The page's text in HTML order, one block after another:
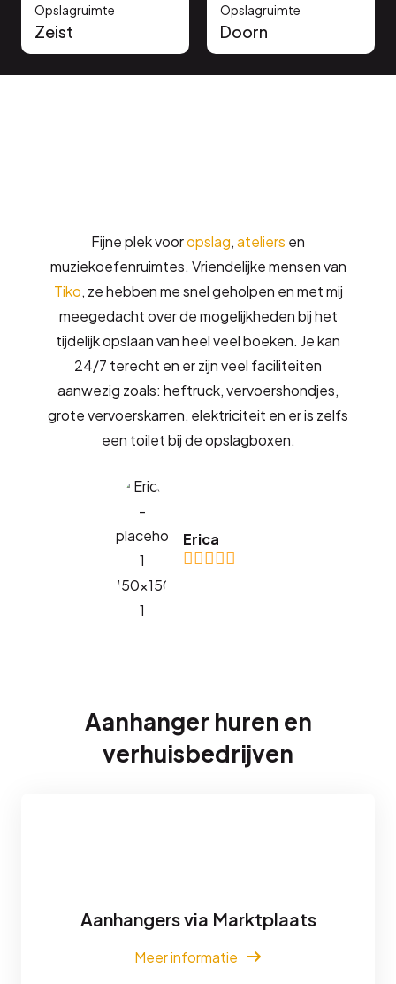
Opslagruimte
Zeist
Opslagruimte
Doorn
Fijne plek vooropslag,ateliers en
muziekoefenruimtes. Vriendelijke mensen van
Tiko, ze hebben me snel geholpen en met mij
meegedacht over de mogelijkheden bij het
tijdelijk opslaan van heel veel boeken. Je kan
24/7 terecht en er zijn veel faciliteiten
aanwezig zoals: heftruck, vervoershondjes,
grote vervoerskarren, elektriciteit en er is zelfs
een toilet bij de opslagboxen.
Erica
Aanhanger huren en
verhuisbedrijven
Aanhangers via Marktplaats
Meer informatie